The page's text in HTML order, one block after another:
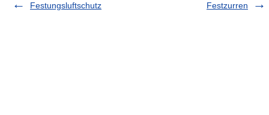
Festungsluftschutz
Festzurren